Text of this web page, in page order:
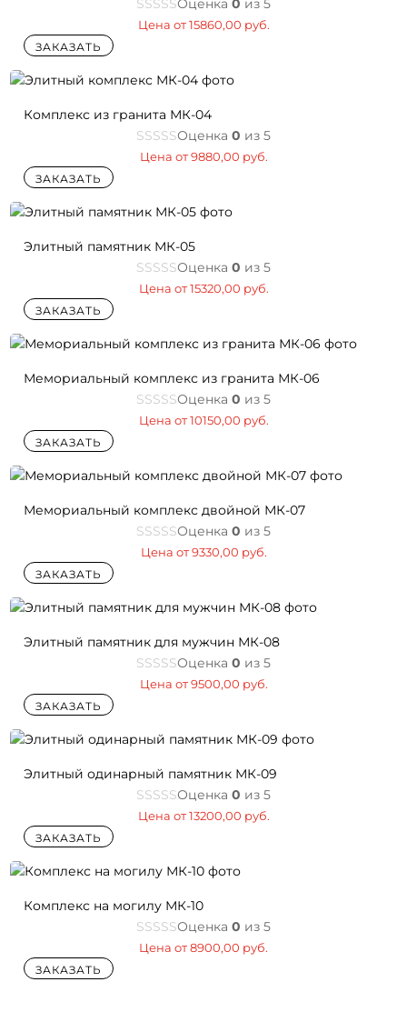
Оценка 0 из 5
Цена от15860,00 руб.
ЗАКАЗАТЬ
Комплекс из гранита МК-04
Оценка 0 из 5
Цена от9880,00 руб.
ЗАКАЗАТЬ
Элитный памятник МК-05
Оценка 0 из 5
Цена от15320,00 руб.
ЗАКАЗАТЬ
Мемориальный комплекс из гранита МК-06
Оценка 0 из 5
Цена от10150,00 руб.
ЗАКАЗАТЬ
Мемориальный комплекс двойной МК-07
Оценка 0 из 5
Цена от9330,00 руб.
ЗАКАЗАТЬ
Элитный памятник для мужчин МК-08
Оценка 0 из 5
Цена от9500,00 руб.
ЗАКАЗАТЬ
Элитный одинарный памятник МК-09
Оценка 0 из 5
Цена от13200,00 руб.
ЗАКАЗАТЬ
Комплекс на могилу МК-10
Оценка 0 из 5
Цена от8900,00 руб.
ЗАКАЗАТЬ